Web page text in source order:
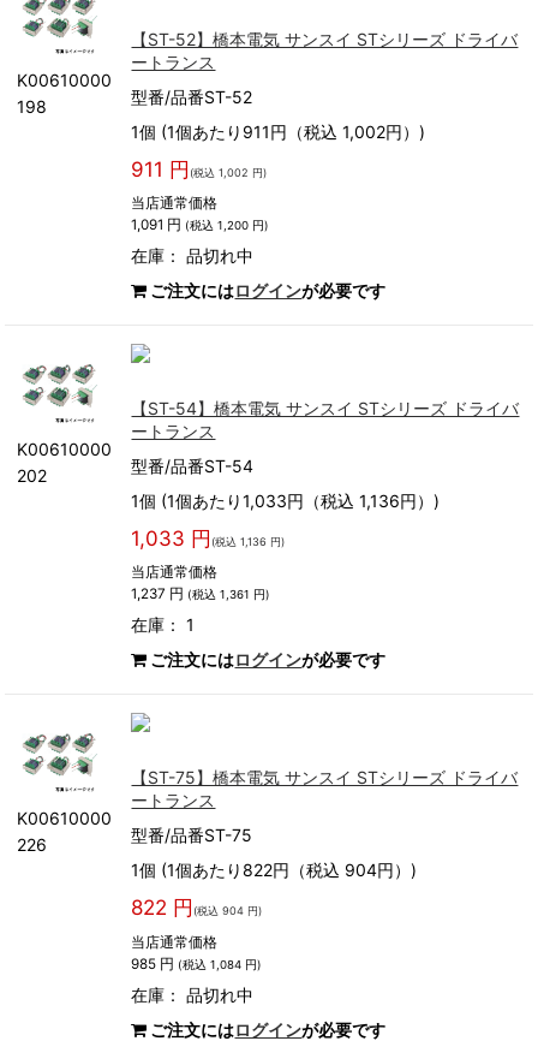
K00610000
198
【ST-52】橋本電気 サンスイ STシリーズ ドライバ
ートランス
型番/品番ST-52
1個 (1個あたり911円（税込 1,002円）)
911 円 (税込 1,002 円)
当店通常価格
1,091 円 (税込 1,200 円)
在庫：品切れ中
ご注文にはログインが必要です
K00610000
202
【ST-54】橋本電気 サンスイ STシリーズ ドライバ
ートランス
型番/品番ST-54
1個 (1個あたり1,033円（税込 1,136円）)
1,033 円 (税込 1,136 円)
当店通常価格
1,237 円 (税込 1,361 円)
在庫： 1
ご注文にはログインが必要です
K00610000
226
【ST-75】橋本電気 サンスイ STシリーズ ドライバ
ートランス
型番/品番ST-75
1個 (1個あたり822円（税込 904円）)
822 円 (税込 904 円)
当店通常価格
985 円 (税込 1,084 円)
在庫：品切れ中
ご注文にはログインが必要です